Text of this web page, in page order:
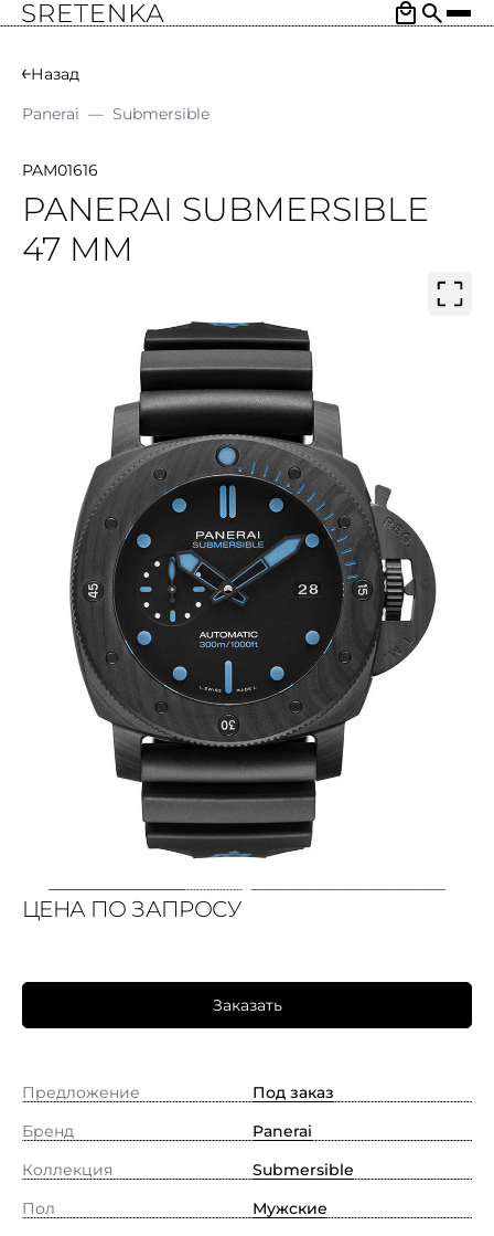
Назад
Panerai — Submersible
PAM01616
PANERAI SUBMERSIBLE
47 MM
ЦЕНА ПО ЗАПРОСУ
Заказать
Предложение
Под заказ
Бренд
Panerai
Коллекция
Submersible
Пол
Мужские